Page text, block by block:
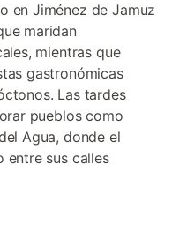
en Jiménez de Jamuz
maridan
mientras que
gastronómicas
Las tardes
pueblos como
Agua, donde el
entre sus calles